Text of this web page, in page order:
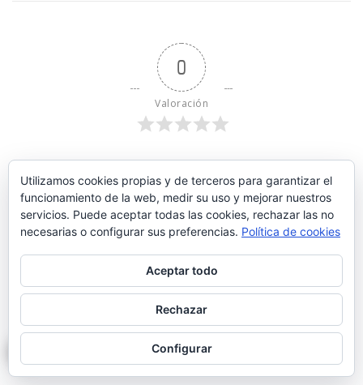
0
Valoración
3
Utilizamos cookies propias y de terceros para garantizar el
funcionamiento de la web, medir su uso y mejorar nuestros
servicios. Puede aceptar todas las cookies, rechazar las no
necesarias o configurar sus preferencias. Política de cookies
Aceptar todo
Rechazar
Configurar